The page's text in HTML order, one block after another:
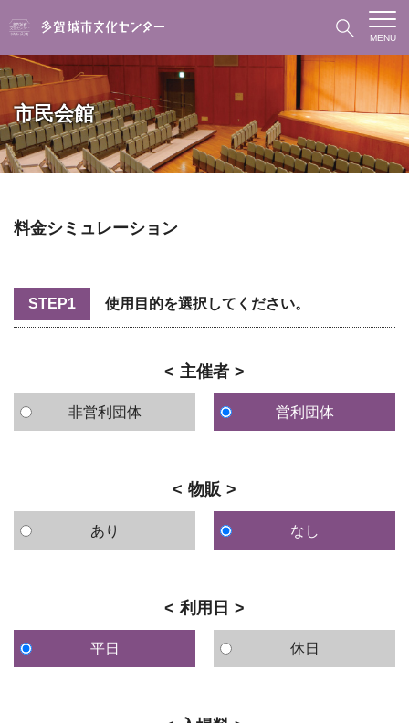
MENU
市民会館
料金シミュレーション
STEP1 使用目的を選択してください。
主催者
非営利団体 営利団体
物販
あり なし
利用日
平日 休日